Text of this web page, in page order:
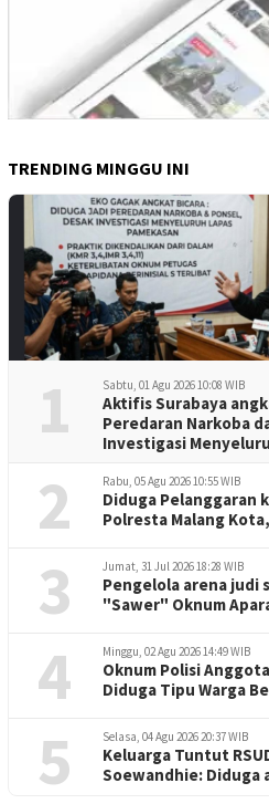
TRENDING MINGGU INI
1 Sabtu, 01 Agu 2026 10:08 WIB
Aktifis Surabaya
Peredaran Narkoba
Investigasi
2 Rabu, 05 Agu 2026 10:55 WIB
Diduga Pelanggaran
Polresta Malang
3 Jumat, 31 Jul 2026 18:28 WIB
Pengelola arena judi
"Sawer" Oknum
4 Minggu, 02 Agu 2026 14:49 WIB
Oknum Polisi
Diduga Tipu Warga
5 Selasa, 04 Agu 2026 20:37 WIB
Keluarga Tuntut
Soewandhie: Diduga